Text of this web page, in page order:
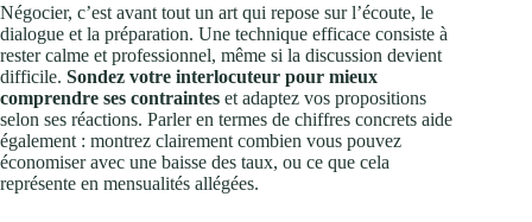
Négocier, c’est avant tout un art qui repose sur l’écoute, le
dialogue et la préparation. Une technique efficace consiste à
rester calme et professionnel, même si la discussion devient
difficile. Sondez votre interlocuteur pour mieux
comprendre ses contraintes et adaptez vos propositions
selon ses réactions. Parler en termes de chiffres concrets aide
également : montrez clairement combien vous pouvez
économiser avec une baisse des taux, ou ce que cela
représente en mensualités allégées.